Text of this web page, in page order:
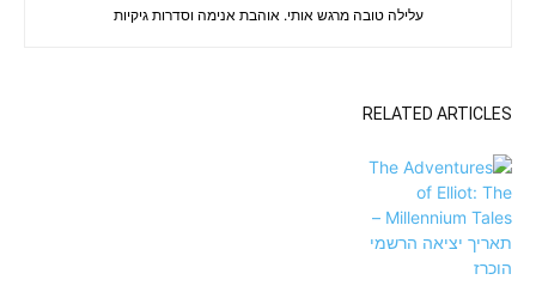
עלילה טובה מרגש אותי. אוהבת אנימה וסדרות גיקיות
RELATED ARTICLES